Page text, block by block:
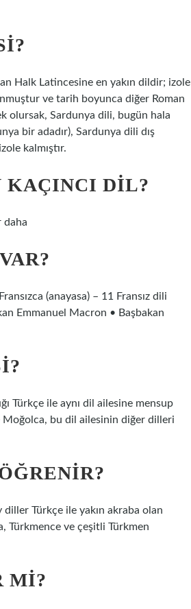
Halk Latincesine en yakın dildir; izole
ve tarih boyunca diğer Roman
olursak, Sardunya dili, bugün hala
bir adadır), Sardunya dili dış
kalmıştır.
KAÇINCI DIL?
daha
(anayasa) – 11 Fransız dili
Emmanuel Macron • Başbakan
Türkçe ile aynı dil ailesine mensup
Moğolca, bu dil ailesinin diğer dilleri
Türkçe ile yakın akraba olan
Türkmence ve çeşitli Türkmen
MI?